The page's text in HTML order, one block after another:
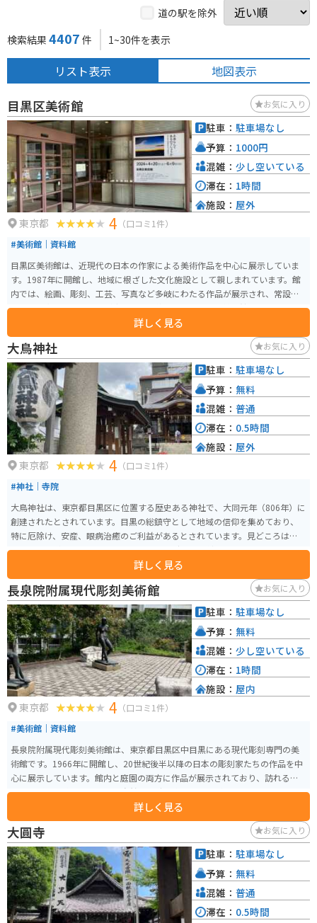
道の駅を除外
検索結果 4407 件 1~30件を表示
リスト表示 地図表示
目黒区美術館 お気に入り
東京都 4 （口コミ1件）
#美術館｜資料館
目黒区美術館は、近現代の日本の作家による美術作品を中心に展示していま
す。1987年に開館し、地域に根ざした文化施設として親しまれています。館
内では、絵画、彫刻、工芸、写真など多岐にわたる作品が展示され、常設展
の他にも企画展や特別展が定期的に開催されています。美術館は、目黒区民
センターの一角にあり、広々とした敷地内には庭園も併設されており、四季
折々の自然を楽しむことができます。 展示作品だけでなく、美しい庭園散策
も楽しめる点が観光客にとって魅力的です。また、館内にはワークショップ
や講演会などのイベントも開催されており、訪れるたびに新しい体験ができ
ます。アクセスも良く、目黒駅から徒歩10分と便利な立地にあります。周辺
には目黒川や中目黒のカフェやショップも多く、観光の合間に立ち寄るのに
最適なスポットです。
詳しく見る
駐車： 駐車場なし
予算： 1000円
混雑： 少し空いている
滞在： 1時間
施設： 屋外
大鳥神社 お気に入り
東京都 4 （口コミ1件）
#神社｜寺院
大鳥神社は、東京都目黒区に位置する歴史ある神社で、大同元年（806年）に
創建されたとされています。目黒の総鎮守として地域の信仰を集めており、
特に厄除け、安産、眼病治癒のご利益があるとされています。見どころは、毎
年11月に開催される「酉の市」です。江戸時代から続くこの祭りでは、多く
の参拝者が縁起物の熊手を求めて訪れます。祭りの期間中、境内は露店が立
ち並び、賑やかな雰囲気に包まれます。また、太々神楽「熊手の舞」が奉納
され、伝統的な芸能を楽しむことができます。周辺には目黒川やカフェ、シ
ョップも多く、散策と合わせて楽しむことができます。
詳しく見る
駐車： 駐車場なし
予算： 無料
混雑： 普通
滞在： 0.5時間
施設： 屋外
長泉院附属現代彫刻美術館 お気に入り
東京都 4 （口コミ1件）
#美術館｜資料館
長泉院附属現代彫刻美術館は、東京都目黒区中目黒にある現代彫刻専門の美
術館です。1966年に開館し、20世紀後半以降の日本の彫刻家たちの作品を中
心に展示しています。館内と庭園の両方に作品が展示されており、訪れる
人々は彫刻の美しさと庭園の自然を同時に楽しむことができます。展示作品
は、触れることができるものも多く、視覚だけでなく触覚でも彫刻を楽しめ
るのが特徴です。 また、入館料が無料で気軽に訪れることができます。定期
的に特別展や企画展も開催され、多様な彫刻作品に触れる機会が提供されて
います。アクセスは、東急東横線中目黒駅からバスで約10分の場所にあり、
周辺には目黒川や他の観光スポットも点在しています。散策の途中に立ち寄
るのに最適なスポットです。現代彫刻に興味がある方や自然の中でアートを
楽しみたい方におすすめの場所です。
詳しく見る
駐車： 駐車場なし
予算： 無料
混雑： 少し空いている
滞在： 1時間
施設： 屋内
大圓寺 お気に入り
駐車： 駐車場なし
予算： 無料
混雑： 普通
滞在： 0.5時間